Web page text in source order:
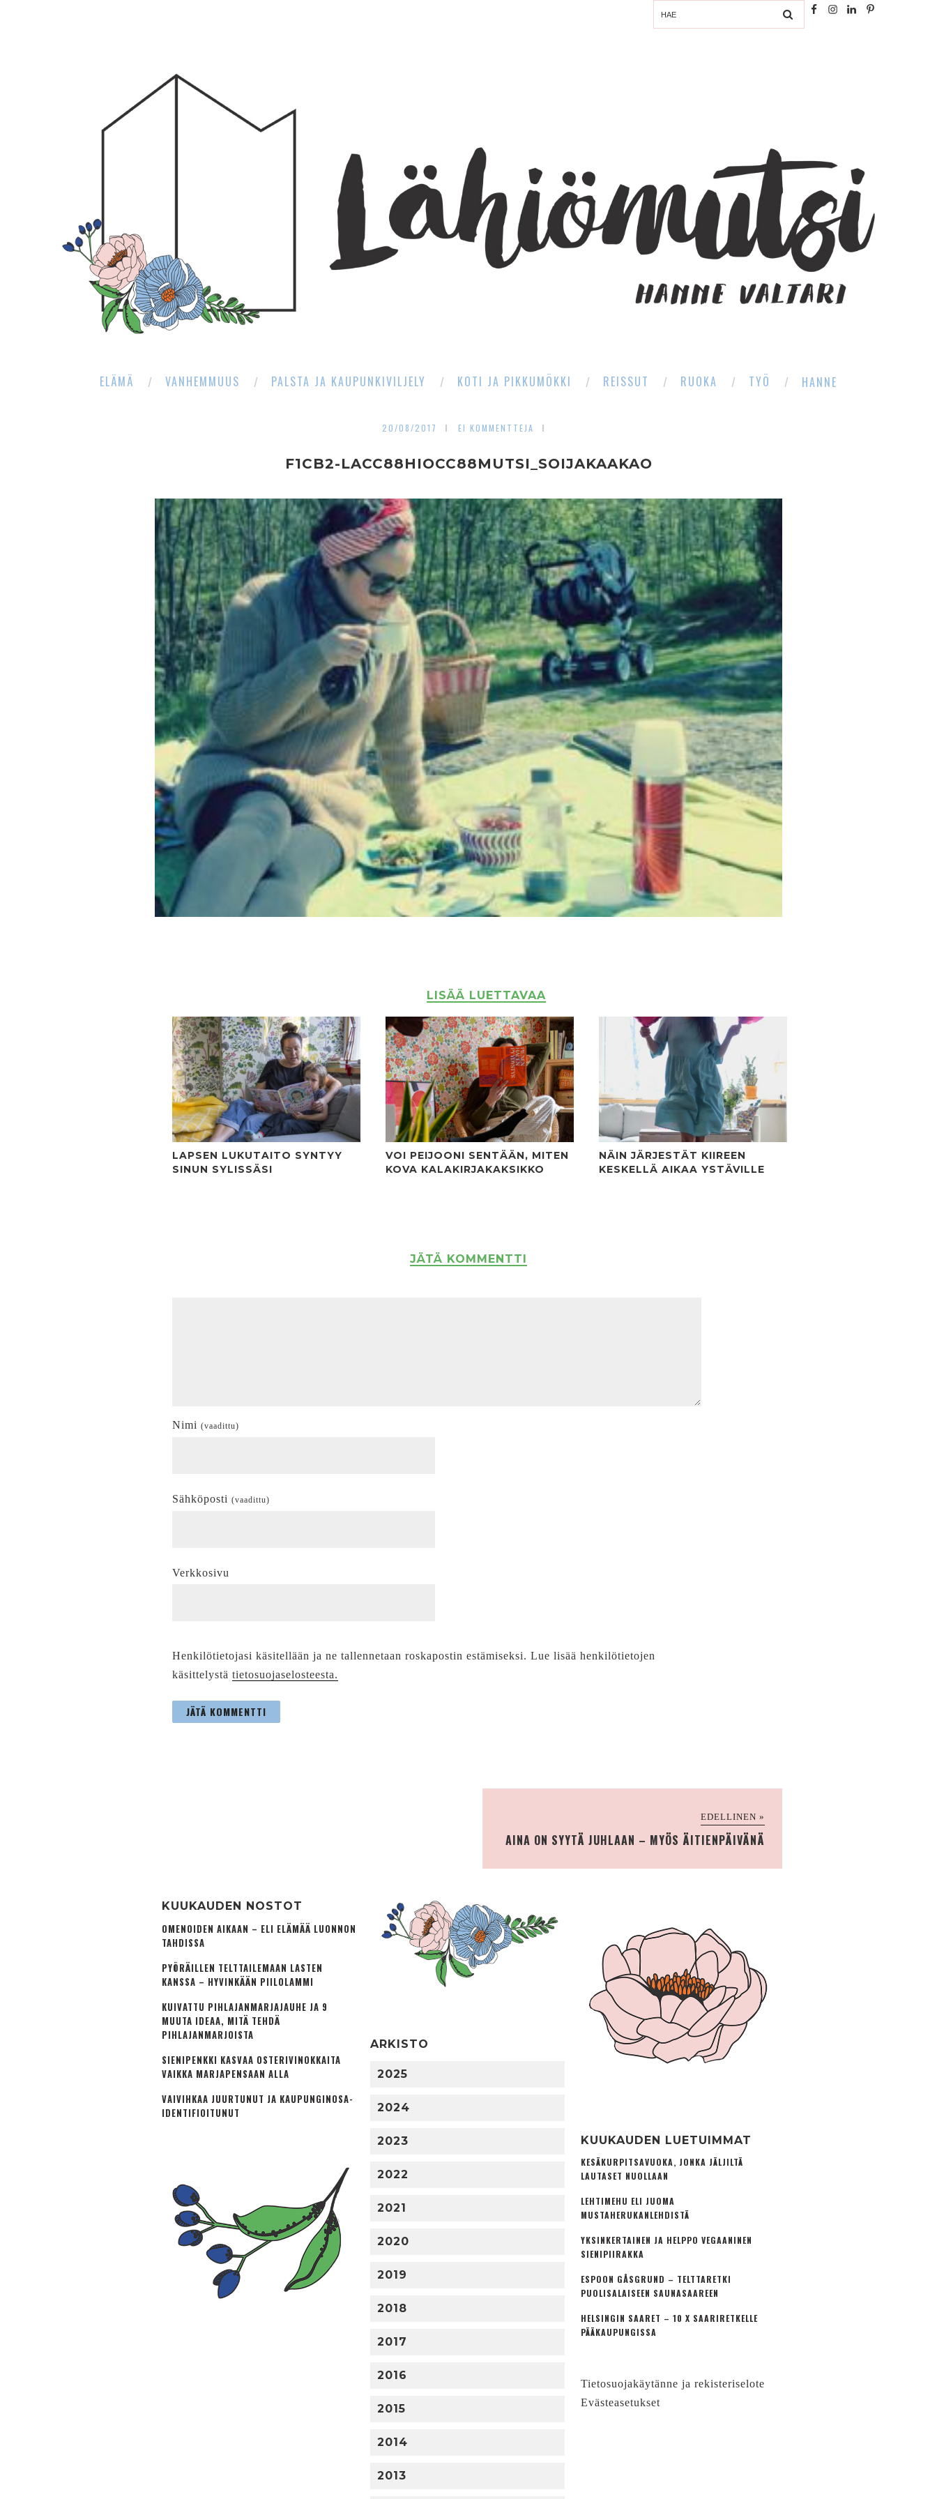
ELÄMÄ VANHEMMUUS PALSTA JA KAUPUNKIVILJELY KOTI JA PIKKUMÖKKI REISSUT RUOKA TYÖ HANNE
20/08/2017 EI KOMMENTTEJA
F1CB2-LACC88HIOCC88MUTSI_SOIJAKAAKAO
LISÄÄ LUETTAVAA
LAPSEN LUKUTAITO SYNTYY
SINUN SYLISSÄSI
VOI PEIJOONI SENTÄÄN, MITEN
KOVA KALAKIRJAKAKSIKKO
NÄIN JÄRJESTÄT KIIREEN
KESKELLÄ AIKAA YSTÄVILLE
JÄTÄ KOMMENTTI
Nimi (vaadittu)
Sähköposti (vaadittu)
Verkkosivu
Henkilötietojasi käsitellään ja ne tallennetaan roskapostin estämiseksi. Lue lisää henkilötietojen
käsittelystä tietosuojaselosteesta.
EDELLINEN »
AINA ON SYYTÄ JUHLAAN – MYÖS ÄITIENPÄIVÄNÄ
KUUKAUDEN NOSTOT
OMENOIDEN AIKAAN – ELI ELÄMÄÄ LUONNON
TAHDISSA
PYÖRÄILLEN TELTTAILEMAAN LASTEN
KANSSA – HYVINKÄÄN PIILOLAMMI
KUIVATTU PIHLAJANMARJAJAUHE JA 9
MUUTA IDEAA, MITÄ TEHDÄ
PIHLAJANMARJOISTA
SIENIPENKKI KASVAA OSTERIVINOKKAITA
VAIKKA MARJAPENSAAN ALLA
VAIVIHKAA JUURTUNUT JA KAUPUNGINOSA­
IDENTIFIOITUNUT
ARKISTO
2025
2024
2023
2022
2021
2020
2019
2018
2017
2016
2015
2014
2013
KUUKAUDEN LUETUIMMAT
KESÄKURPITSAVUOKA, JONKA JÄLJILTÄ
LAUTASET NUOLLAAN
LEHTIMEHU ELI JUOMA
MUSTAHERUKANLEHDISTÄ
YKSINKERTAINEN JA HELPPO VEGAANINEN
SIENIPIIRAKKA
ESPOON GÅSGRUND – TELTTARETKI
PUOLISALAISEEN SAUNASAAREEN
HELSINGIN SAARET – 10 X SAARIRETKELLE
PÄÄKAUPUNGISSA
Tietosuojakäytänne ja rekisteriselote
Evästeasetukset